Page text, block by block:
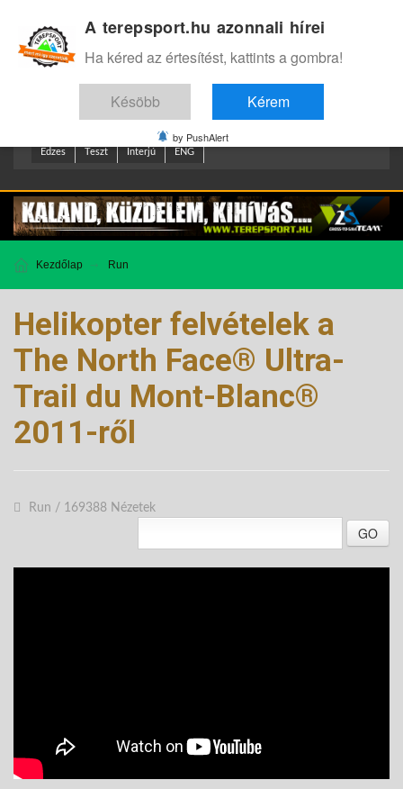
Edzes Teszt Interjú ENG
Kezdőlap Run
Helikopter felvételek a
The North Face® Ultra-
Trail du Mont-Blanc®
2011-ről
Run / 169388 Nézetek
GO
A terepsport.hu azonnali hírei
Ha kéred az értesítést, kattints a gombra!
Késöbb Kérem
by PushAlert